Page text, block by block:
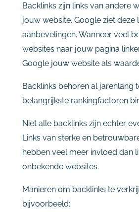
Backlinks zijn links van andere
jouw website. Google ziet deze
aanbevelingen. Wanneer veel
websites naar jouw pagina
Google jouw website als
Backlinks behoren al jarenlang
belangrijkste rankingfactoren
Niet alle backlinks zijn echter
Links van sterke en
hebben veel meer invloed dan
onbekende websites.
Manieren om backlinks te
bijvoorbeeld: